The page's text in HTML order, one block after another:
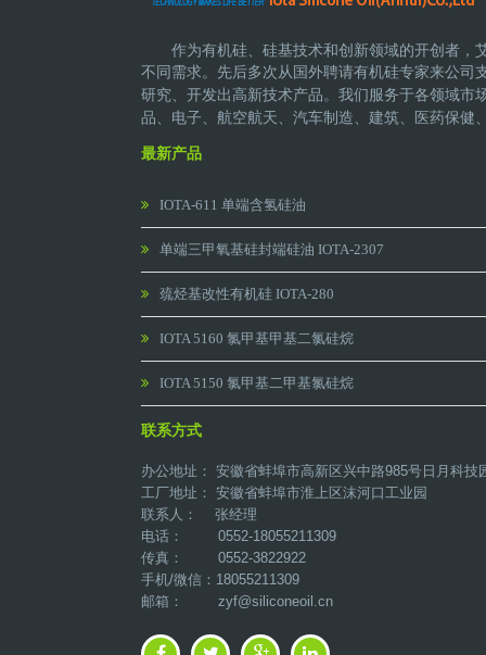
作为有机硅、硅基技术和创新领域的开创者，
不同需求。先后多次从国外聘请有机硅专家来公司
研究、开发出高新技术产品。 我们服务于各领域市
品、电子、航空航天、汽车制造、建筑、医药保健
最新产品
IOTA-611 单端含氢硅油
单端三甲氧基硅封端硅油 IOTA-2307
巯烃基改性有机硅 IOTA-280
IOTA 5160 氯甲基甲基二氯硅烷
IOTA 5150 氯甲基二甲基氯硅烷
联系方式
办公地址： 安徽省蚌埠市高新区兴中路985号日月科技
工厂地址： 安徽省蚌埠市淮上区沫河口工业园
联系人： 张经理
电话： 0552-18055211309
传真： 0552-3822922
手机/微信：18055211309
邮箱： zyf@siliconeoil.cn